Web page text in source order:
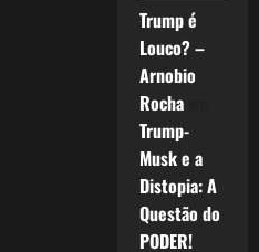
Trump é
Louco? –
Arnobio
Rochaem
Trump-
Musk e a
Distopia: A
Questão do
PODER!